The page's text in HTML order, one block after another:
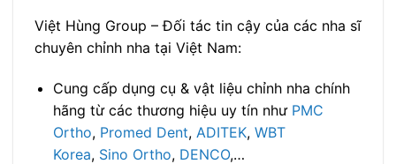
Việt Hùng Group – Đối tác tin cậy của các nha sĩ
chuyên chỉnh nha tại Việt Nam:
Cung cấp dụng cụ & vật liệu chỉnh nha chính
hãng từ các thương hiệu uy tín như PMC
Ortho, Promed Dent, ADITEK, WBT
Korea, Sino Ortho, DENCO,…